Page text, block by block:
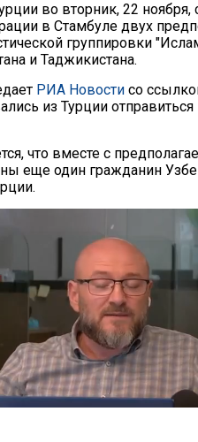
во вторник, 22
в Стамбуле двух
группировки
и Таджикистана.
РИА Новости со
из Турции
что вместе с
еще один гражданин